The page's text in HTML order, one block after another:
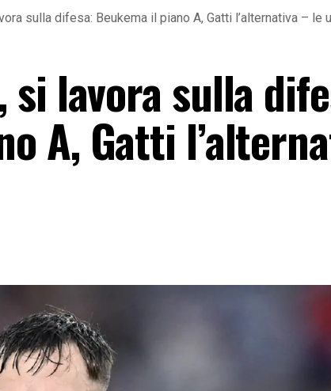
sulla difesa: Beukema il piano A, Gatti l’alternativa – le
si lavora sulla
A, Gatti